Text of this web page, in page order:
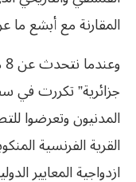
المقارنة مع أبشع
جزائرية” تكررت
المدنيون وتعرضوا
القرية الفرنسية
ازدواجية المعايير